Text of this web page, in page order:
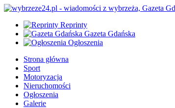
Reprinty
Gazeta Gdańska
Ogłoszenia
Strona główna
Sport
Motoryzacja
Nieruchomości
Ogłoszenia
Galerie